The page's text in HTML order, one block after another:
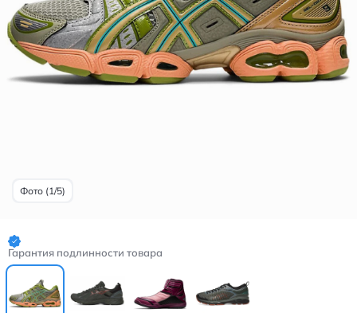
Фото (1/5)
Гарантия подлинности товара